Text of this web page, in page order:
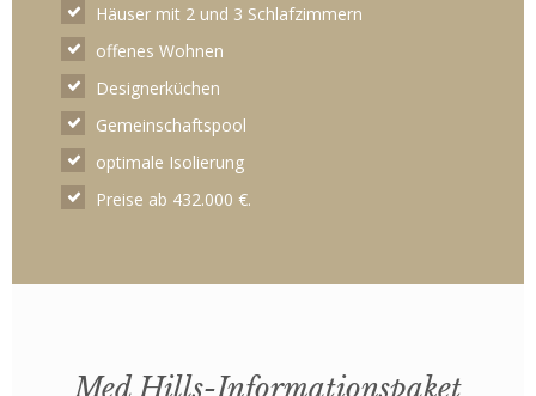
Häuser mit 2 und 3 Schlafzimmern
offenes Wohnen
Designerküchen
Gemeinschaftspool
optimale Isolierung
Preise ab 432.000 €.
Med Hills-Informationspaket